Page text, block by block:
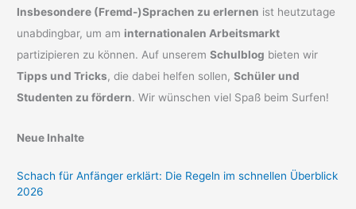
Insbesondere (Fremd-)Sprachen zu erlernen ist heutzutage
unabdingbar, um am internationalen Arbeitsmarkt
partizipieren zu können. Auf unseremSchulblog bieten wir
Tipps und Tricks, die dabei helfen sollen,Schüler und
Studenten zu fördern. Wir wünschen viel Spaß beim Surfen!
Neue Inhalte
Schach für Anfänger erklärt: Die Regeln im schnellen Überblick
2026